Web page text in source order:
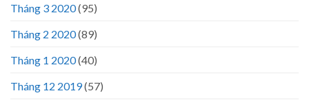
Tháng 3 2020(95)
Tháng 2 2020(89)
Tháng 1 2020(40)
Tháng 12 2019(57)